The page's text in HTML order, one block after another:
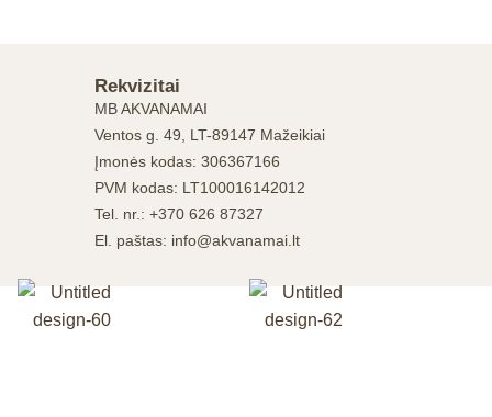
Rekvizitai
MB AKVANAMAI
Ventos g. 49, LT-89147 Mažeikiai
Įmonės kodas: 306367166
PVM kodas: LT100016142012
Tel. nr.: +370 626 87327
El. paštas: info@akvanamai.lt